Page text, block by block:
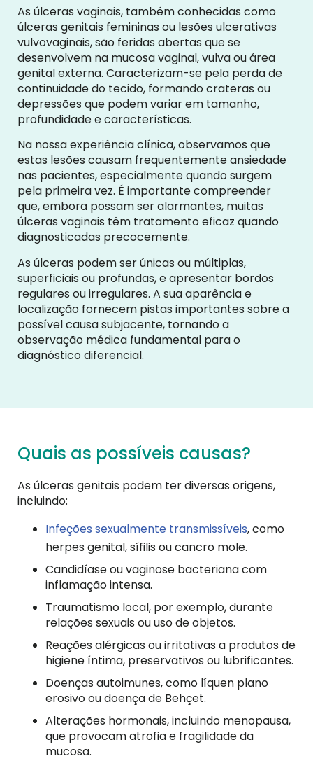
As úlceras vaginais, também conhecidas como
úlceras genitais femininas ou lesões ulcerativas
vulvovaginais, são feridas abertas que se
desenvolvem na mucosa vaginal, vulva ou área
genital externa. Caracterizam-se pela perda de
continuidade do tecido, formando crateras ou
depressões que podem variar em tamanho,
profundidade e características.
Na nossa experiência clínica, observamos que
estas lesões causam frequentemente ansiedade
nas pacientes, especialmente quando surgem
pela primeira vez. É importante compreender
que, embora possam ser alarmantes, muitas
úlceras vaginais têm tratamento eficaz quando
diagnosticadas precocemente.
As úlceras podem ser únicas ou múltiplas,
superficiais ou profundas, e apresentar bordos
regulares ou irregulares. A sua aparência e
localização fornecem pistas importantes sobre a
possível causa subjacente, tornando a
observação médica fundamental para o
diagnóstico diferencial.
Quais as possíveis causas?
As úlceras genitais podem ter diversas origens,
incluindo:
Infeções sexualmente transmissíveis, como
herpes genital, sífilis ou cancro mole.
Candidíase ou vaginose bacteriana com
inflamação intensa.
Traumatismo local, por exemplo, durante
relações sexuais ou uso de objetos.
Reações alérgicas ou irritativas a produtos de
higiene íntima, preservativos ou lubrificantes.
Doenças autoimunes, como líquen plano
erosivo ou doença de Behçet.
Alterações hormonais, incluindo menopausa,
que provocam atrofia e fragilidade da
mucosa.